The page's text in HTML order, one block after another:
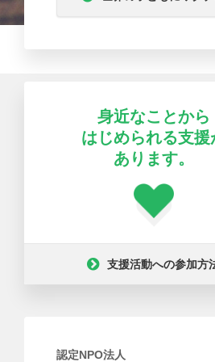
身近なことから
はじめられる支援
あります。
支援活動への参加方
認定NPO法人